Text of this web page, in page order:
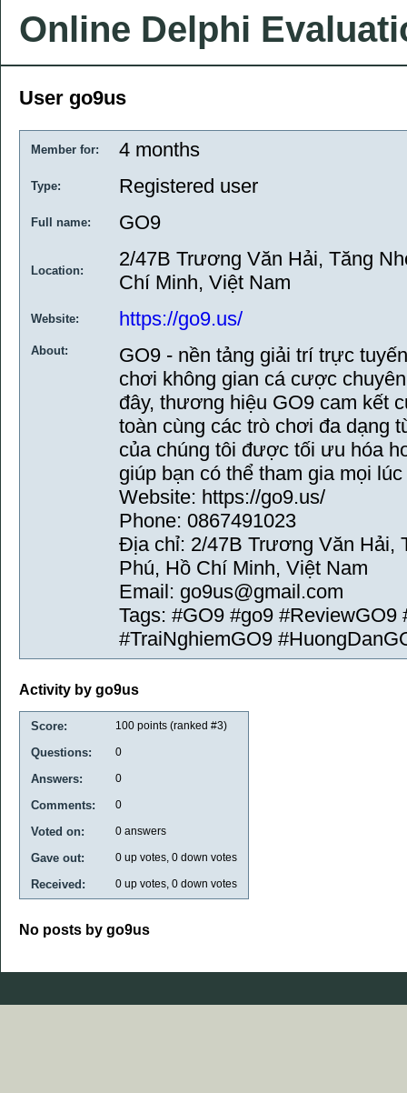
Online Delphi
User go9us
Member for: 4 months
Type: Registered user
Full name: GO9
Location:
2/47B Trương Văn Hải, Tăng
Chí Minh, Việt Nam
Website: https://go9.us/
About:
GO9 - nền tảng giải trí trực
chơi không gian cá cược
đây, thương hiệu GO9 cam kết
toàn cùng các trò chơi đa dạng
của chúng tôi được tối ưu hóa
giúp bạn có thể tham gia mọi
Website: https://go9.us/
Phone: 0867491023
Địa chỉ: 2/47B Trương Văn Hải,
Phú, Hồ Chí Minh, Việt Nam
Email: go9us@gmail.com
Tags: #GO9 #go9
#TraiNghiemGO9
Activity by go9us
Score: 100 points (ranked #3)
Questions: 0
Answers: 0
Comments: 0
Voted on: 0 answers
Gave out: 0 up votes, 0 down votes
Received: 0 up votes, 0 down votes
No posts by go9us